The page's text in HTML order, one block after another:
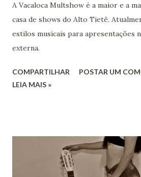
A Vacaloca Multshow é a maior e a
casa de shows do Alto Tietê.
estilos musicais para apresentações
externa.
COMPARTILHAR
POSTAR UM
LEIA MAIS »